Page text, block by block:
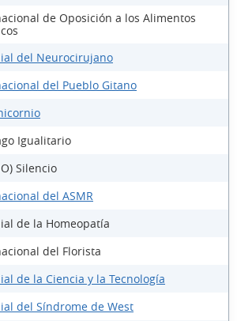
de Oposición a los Alimentos
del Neurocirujano
del Pueblo Gitano
Igualitario
Silencio
del ASMR
de la Homeopatía
del Florista
de la Ciencia y la Tecnología
del Síndrome de West